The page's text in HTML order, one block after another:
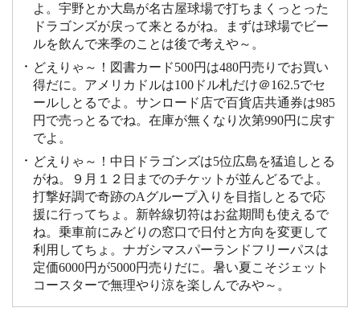
よ。宇野とか大島が名古屋球場で打ちまくっとった
ドラゴンズが戻って来とるがね。まずは球場でビー
ルを飲んで来季のことは後で考えや～。
どえりゃ～！図書カード500円は480円売りでお買い
得だに。アメリカドルは100ドル札だけ＠162.5でセ
ールしとるでよ。サンロード店で百貨店共通券は985
円で売っとるでね。在庫が無くなり次第990円に戻す
でよ。
どえりゃ～！中日ドラゴンズは5位広島を猛追しとる
がね。９月１２日までのチケットが並んどるでよ。
打撃好調で奇跡のAグループ入りを目指しとるで応
援に行ってちょ。新幹線切符はお盆期間も使えるで
ね。乗車前にみどりの窓口で日付と方向を変更して
利用してちょ。ナガシマスパーランドフリーパスは
定価6000円が5000円売りだに。暑い夏こそジェット
コースターで無理やり涼を楽しんでみや～。